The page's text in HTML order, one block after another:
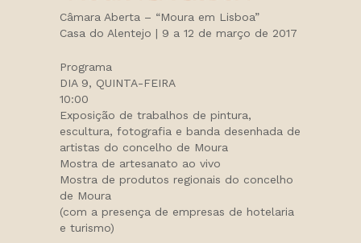
Câmara Aberta – “Moura em Lisboa”
Casa do Alentejo | 9 a 12 de março de 2017
Programa
DIA 9, QUINTA-FEIRA
10:00
Exposição de trabalhos de pintura,
escultura, fotografia e banda desenhada de
artistas do concelho de Moura
Mostra de artesanato ao vivo
Mostra de produtos regionais do concelho
de Moura
(com a presença de empresas de hotelaria
e turismo)